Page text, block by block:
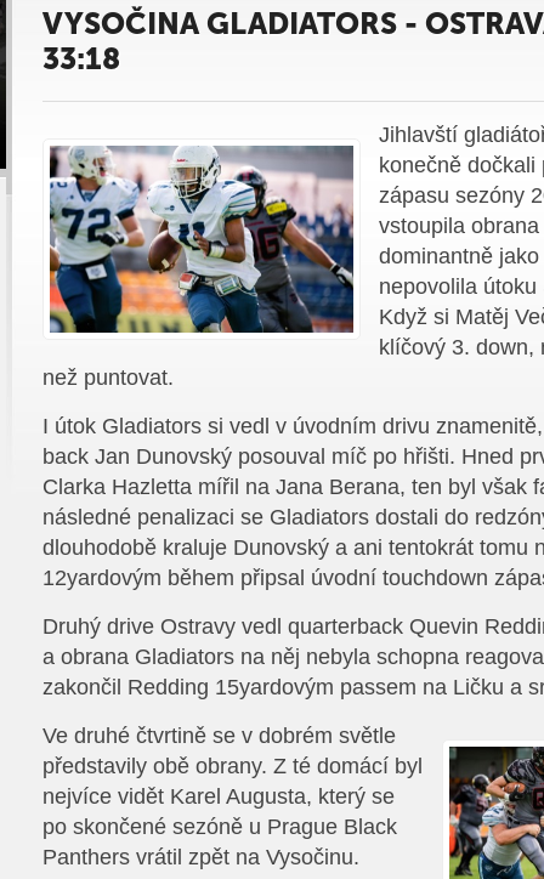
VYSOČINA GLADIATORS -
33:18
Jihlavští
konečně
zápasu sezóny
vstoupila
dominantně
nepovolila
Když si Matěj
klíčový 3. down,
než puntovat.
I útok Gladiators si vedl v úvodním drivu
back Jan Dunovský posouval míč po hřišti. Hned
Clarka Hazletta mířil na Jana Berana, ten byl však
následné penalizaci se Gladiators dostali do
dlouhodobě kraluje Dunovský a ani tentokrát tomu
12yardovým během připsal úvodní touchdown
Druhý drive Ostravy vedl quarterback Quevin
a obrana Gladiators na něj nebyla schopna
zakončil Redding 15yardovým passem na Ličku a
Ve druhé čtvrtině se v dobrém světle
představily obě obrany. Z té domácí byl
nejvíce vidět Karel Augusta, který se
po skončené sezóně u Prague Black
Panthers vrátil zpět na Vysočinu.